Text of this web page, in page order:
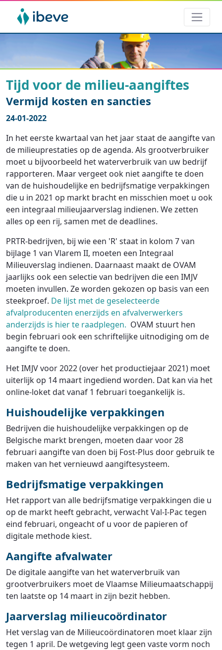
Tijd voor de milieu-aangiftes
Vermijd kosten en sancties
24-01-2022
In het eerste kwartaal van het jaar staat de aangifte van
de milieuprestaties op de agenda. Als grootverbruiker
moet u bijvoorbeeld het waterverbruik van uw bedrijf
rapporteren. Maar vergeet ook niet aangifte te doen
van de huishoudelijke en bedrijfsmatige verpakkingen
die u in 2021 op markt bracht en misschien moet u ook
een integraal milieujaarverslag indienen. We zetten
alles op een rij, samen met de deadlines.
PRTR-bedrijven, bij wie een 'R' staat in kolom 7 van
bijlage 1 van Vlarem II, moeten een Integraal
Milieuverslag indienen. Daarnaast maakt de OVAM
jaarlijks ook een selectie van bedrijven die een IMJV
moeten invullen. Ze worden gekozen op basis van een
steekproef. De lijst met de geselecteerde
afvalproducenten enerzijds en afvalverwerkers
anderzijds is hier te raadplegen. OVAM stuurt hen
begin februari ook een schriftelijke uitnodiging om de
aangifte te doen.
Het IMJV voor 2022 (over het productiejaar 2021) moet
uiterlijk op 14 maart ingediend worden. Dat kan via het
online-loket dat vanaf 1 februari toegankelijk is.
Huishoudelijke verpakkingen
Bedrijven die huishoudelijke verpakkingen op de
Belgische markt brengen, moeten daar voor 28
februari aangifte van doen bij Fost-Plus door gebruik te
maken van het vernieuwd aangiftesysteem.
Bedrijfsmatige verpakkingen
Het rapport van alle bedrijfsmatige verpakkingen die u
op de markt heeft gebracht, verwacht Val-I-Pac tegen
eind februari, ongeacht of u voor de papieren of
digitale methode kiest.
Aangifte afvalwater
De digitale aangifte van het waterverbruik van
grootverbruikers moet de Vlaamse Milieumaatschappij
ten laatste op 14 maart in zijn bezit hebben.
Jaarverslag milieucoördinator
Het verslag van de Milieucoördinatoren moet klaar zijn
tegen 1 april. De wetgeving legt geen vaste vorm noch